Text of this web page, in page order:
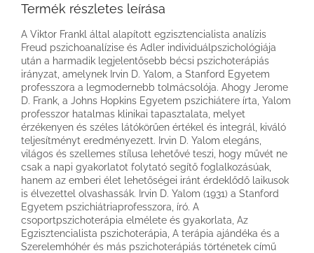
Termék részletes leírása
A Viktor Frankl által alapított egzisztencialista analízis
Freud pszichoanalízise és Adler individuálpszichológiája
után a harmadik legjelentősebb bécsi pszichoterápiás
irányzat, amelynek Irvin D. Yalom, a Stanford Egyetem
professzora a legmodernebb tolmácsolója. Ahogy Jerome
D. Frank, a Johns Hopkins Egyetem pszichiátere írta, Yalom
professzor hatalmas klinikai tapasztalata, melyet
érzékenyen és széles látókörűen értékel és integrál, kiváló
teljesítményt eredményezett. Irvin D. Yalom elegáns,
világos és szellemes stílusa lehetővé teszi, hogy művét ne
csak a napi gyakorlatot folytató segítő foglalkozásúak,
hanem az emberi élet lehetőségei iránt érdeklődő laikusok
is élvezettel olvashassák. Irvin D. Yalom (1931) a Stanford
Egyetem pszichiátriaprofesszora, író. A
csoportpszichoterápia elmélete és gyakorlata, Az
Egzisztencialista pszichoterápia, A terápia ajándéka és a
Szerelemhóhér és más pszichoterápiás történetek című